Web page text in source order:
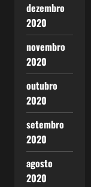
dezembro
2020
novembro
2020
outubro
2020
setembro
2020
agosto
2020